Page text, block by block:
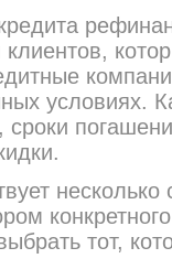
условиях.
несколько
тот,